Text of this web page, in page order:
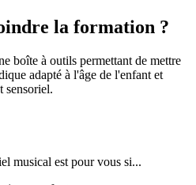
la formation ?
boîte à outils permettant de mettre
adapté à l'âge de l'enfant et
sensoriel.
musical est pour vous si...